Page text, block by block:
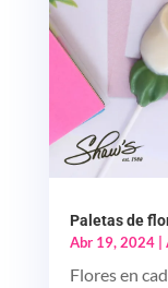
Paletas de
Abr 19, 2024|
Flores en